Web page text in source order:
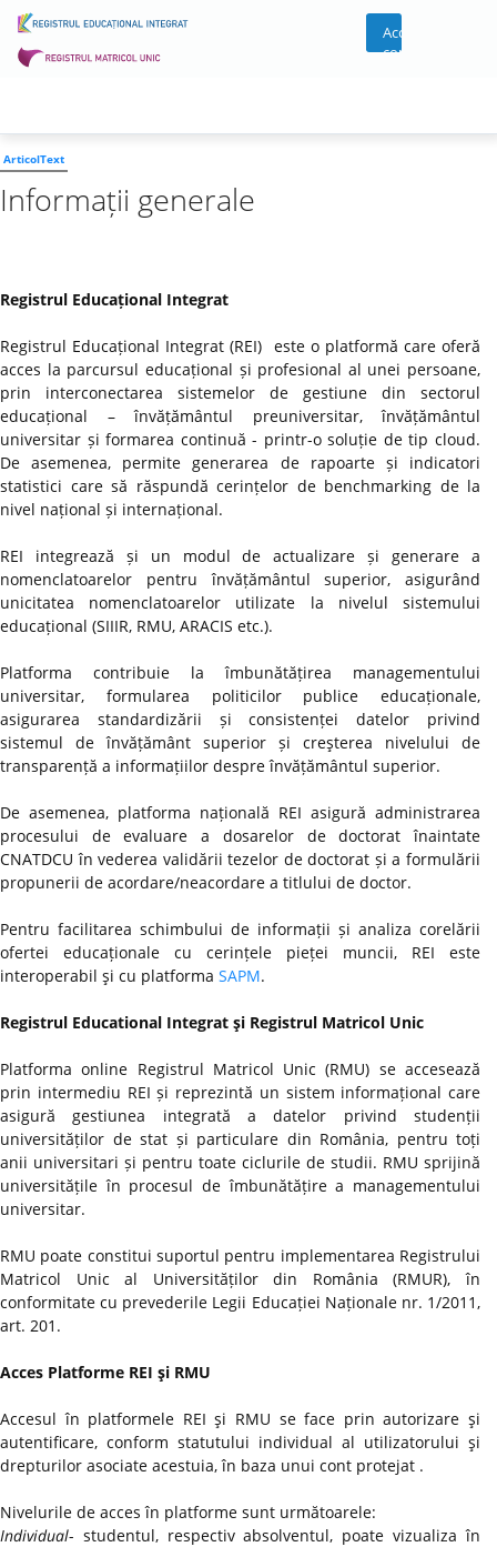
Acces
cont
ArticolText
Informații generale
Registrul Educațional Integrat
Registrul Educațional Integrat (REI) este o platformă care oferă
acces la parcursul educațional și profesional al unei persoane,
prin interconectarea sistemelor de gestiune din sectorul
educațional – învățământul preuniversitar, învățământul
universitar și formarea continuă - printr-o soluție de tip cloud.
De asemenea, permite generarea de rapoarte și indicatori
statistici care să răspundă cerințelor de benchmarking de la
nivel național și internațional.
REI integrează și un modul de actualizare și generare a
nomenclatoarelor pentru învățământul superior, asigurând
unicitatea nomenclatoarelor utilizate la nivelul sistemului
educațional (SIIIR, RMU, ARACIS etc.).
Platforma contribuie la îmbunătățirea managementului
universitar, formularea politicilor publice educaționale,
asigurarea standardizării și consistenței datelor privind
sistemul de învățământ superior și creşterea nivelului de
transparență a informațiilor despre învățământul superior.
De asemenea, platforma națională REI asigură administrarea
procesului de evaluare a dosarelor de doctorat înaintate
CNATDCU în vederea validării tezelor de doctorat și a formulării
propunerii de acordare/neacordare a titlului de doctor.
Pentru facilitarea schimbului de informații și analiza corelării
ofertei educaționale cu cerințele pieței muncii, REI este
interoperabil şi cu platforma SAPM.
Registrul Educational Integrat şi Registrul Matricol Unic
Platforma online Registrul Matricol Unic (RMU) se accesează
prin intermediu REI și reprezintă un sistem informațional care
asigură gestiunea integrată a datelor privind studenții
universităților de stat și particulare din România, pentru toți
anii universitari și pentru toate ciclurile de studii. RMU sprijină
universitățile în procesul de îmbunătățire a managementului
universitar.
RMU poate constitui suportul pentru implementarea Registrului
Matricol Unic al Universităților din România (RMUR), în
conformitate cu prevederile Legii Educației Naționale nr. 1/2011,
art. 201.
Acces Platforme REI şi RMU
Accesul în platformele REI şi RMU se face prin autorizare şi
autentificare, conform statutului individual al utilizatorului şi
drepturilor asociate acestuia, în baza unui cont protejat .
Nivelurile de acces în platforme sunt următoarele:
Individual- studentul, respectiv absolventul, poate vizualiza în